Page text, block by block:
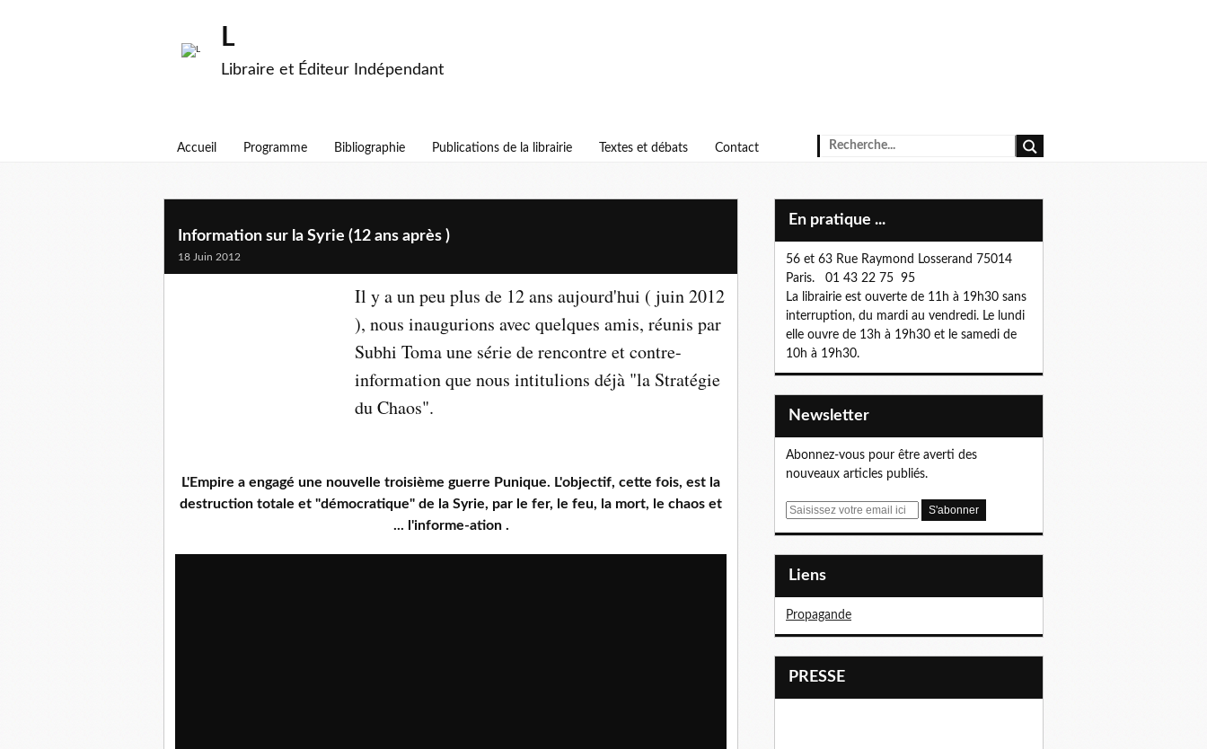
L
Libraire et Éditeur Indépendant
Accueil Programme Bibliographie Publications de la librairie Textes et débats Contact
Information sur la Syrie (12 ans après )
18 Juin 2012
Il y a un peu plus de 12 ans aujourd'hui ( juin 2012
), nous inaugurions avec quelques amis, réunis par
Subhi Toma une série de rencontre et contre-
information que nous intitulions déjà "la Stratégie
du Chaos".
L'Empire a engagé une nouvelle troisième guerre Punique. L'objectif, cette fois, est la
destruction totale et "démocratique" de la Syrie, par le fer, le feu, la mort, le chaos et
... l'informe-ation .
En pratique ...
56 et 63 Rue Raymond Losserand 75014
Paris. 01 43 22 75 95
La librairie est ouverte de 11h à 19h30 sans
interruption, du mardi au vendredi. Le lundi
elle ouvre de 13h à 19h30 et le samedi de
10h à 19h30.
Newsletter
Abonnez-vous pour être averti des
nouveaux articles publiés.
E
Liens
Propagande
PRESSE